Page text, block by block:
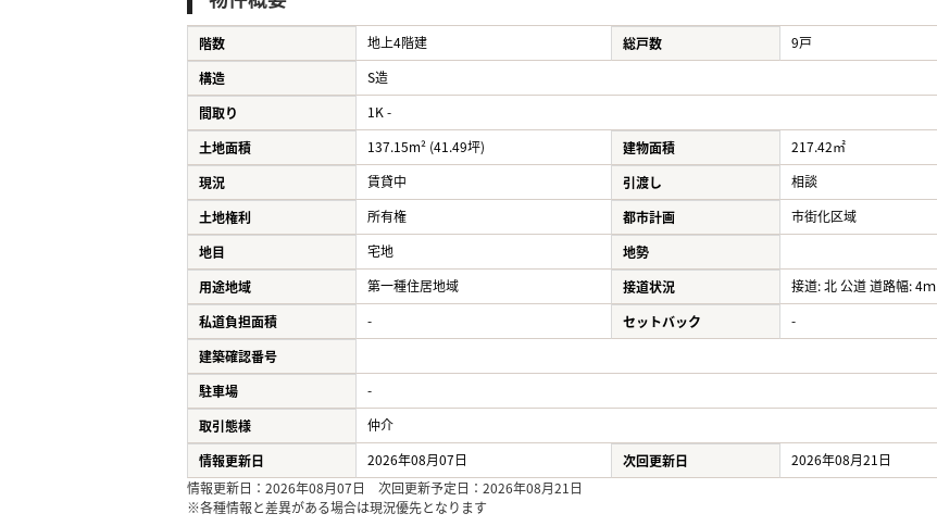
階数 地上4階建 総戸数
9戸
構造
S造
間取り
1K -
土地面積
137.15m² (41.49坪) 建物面積
217.42㎡
現況
賃貸中 引渡し
相談
土地権利
所有権 都市計画
市街化区域
地目
宅地
地勢
用途地域
第一種住居地域 接道状況
接道: 北 公道 道路幅: 4ｍ
私道負担面積
- セットバック
-
建築確認番号
駐車場
-
取引態様
仲介
情報更新日
2026年08月07日 次回更新日
2026年08月21日
情報更新日：2026年08月07日 次回更新予定日：2026年08月21日
※各種情報と差異がある場合は現況優先となります